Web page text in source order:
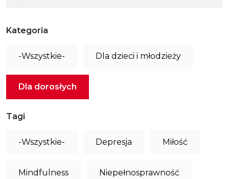
Kategoria
-Wszystkie- Dla dzieci i młodzieży
Dla dorosłych
Tagi
-Wszystkie- Depresja Miłość
Mindfulness Niepełnosprawność